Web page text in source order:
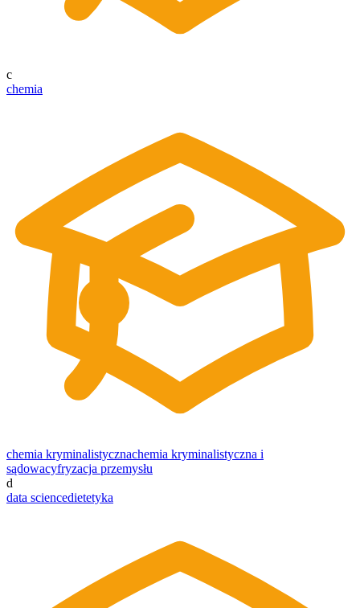
c
chemia
chemia kryminalistycznachemia kryminalistyczna i
sądowacyfryzacja przemysłu
d
data sciencedietetyka